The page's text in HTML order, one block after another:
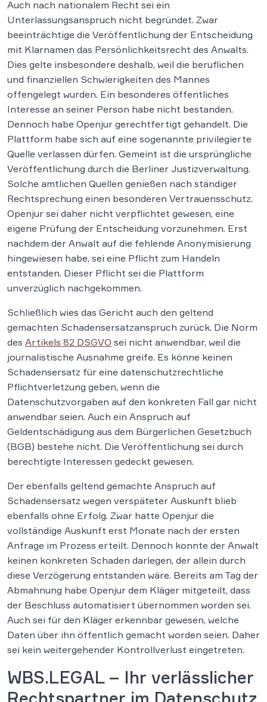
Auch nach nationalem Recht sei ein
Unterlassungsanspruch nicht begründet. Zwar
beeinträchtige die Veröffentlichung der Entscheidung
mit Klarnamen das Persönlichkeitsrecht des Anwalts.
Dies gelte insbesondere deshalb, weil die beruflichen
und finanziellen Schwierigkeiten des Mannes
offengelegt wurden. Ein besonderes öffentliches
Interesse an seiner Person habe nicht bestanden.
Dennoch habe Openjur gerechtfertigt gehandelt. Die
Plattform habe sich auf eine sogenannte privilegierte
Quelle verlassen dürfen. Gemeint ist die ursprüngliche
Veröffentlichung durch die Berliner Justizverwaltung.
Solche amtlichen Quellen genießen nach ständiger
Rechtsprechung einen besonderen Vertrauensschutz.
Openjur sei daher nicht verpflichtet gewesen, eine
eigene Prüfung der Entscheidung vorzunehmen. Erst
nachdem der Anwalt auf die fehlende Anonymisierung
hingewiesen habe, sei eine Pflicht zum Handeln
entstanden. Dieser Pflicht sei die Plattform
unverzüglich nachgekommen.
Schließlich wies das Gericht auch den geltend
gemachten Schadensersatzanspruch zurück. Die Norm
des Artikels 82 DSGVO sei nicht anwendbar, weil die
journalistische Ausnahme greife. Es könne keinen
Schadensersatz für eine datenschutzrechtliche
Pflichtverletzung geben, wenn die
Datenschutzvorgaben auf den konkreten Fall gar nicht
anwendbar seien. Auch ein Anspruch auf
Geldentschädigung aus dem Bürgerlichen Gesetzbuch
(BGB) bestehe nicht. Die Veröffentlichung sei durch
berechtigte Interessen gedeckt gewesen.
Der ebenfalls geltend gemachte Anspruch auf
Schadensersatz wegen verspäteter Auskunft blieb
ebenfalls ohne Erfolg. Zwar hatte Openjur die
vollständige Auskunft erst Monate nach der ersten
Anfrage im Prozess erteilt. Dennoch konnte der Anwalt
keinen konkreten Schaden darlegen, der allein durch
diese Verzögerung entstanden wäre. Bereits am Tag der
Abmahnung habe Openjur dem Kläger mitgeteilt, dass
der Beschluss automatisiert übernommen worden sei.
Auch sei für den Kläger erkennbar gewesen, welche
Daten über ihn öffentlich gemacht worden seien. Daher
sei kein weitergehender Kontrollverlust eingetreten.
WBS.LEGAL – Ihr verlässlicher